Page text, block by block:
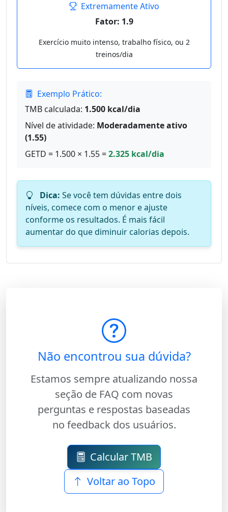
Extremamente Ativo
Fator: 1.9
Exercício muito intenso, trabalho físico, ou 2
treinos/dia
Exemplo Prático:
TMB calculada: 1.500 kcal/dia
Nível de atividade: Moderadamente ativo
(1.55)
GETD = 1.500 × 1.55 =2.325 kcal/dia
Dica: Se você tem dúvidas entre dois
níveis, comece com o menor e ajuste
conforme os resultados. É mais fácil
aumentar do que diminuir calorias depois.
Não encontrou sua dúvida?
Estamos sempre atualizando nossa
seção de FAQ com novas
perguntas e respostas baseadas
no feedback dos usuários.
Calcular TMB
Voltar ao Topo